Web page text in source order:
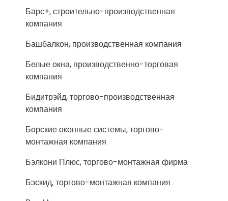
Барс+, строительно-производственная
компания
Башбалкон, производственная компания
Белые окна, производственно-торговая
компания
Бидитрэйд, торгово-производственная
компания
Борские оконные системы, торгово-
монтажная компания
Бэлкони Плюс, торгово-монтажная фирма
Бэскид, торгово-монтажная компания